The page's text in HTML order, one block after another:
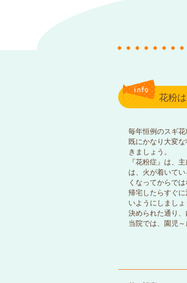
花粉
毎年恒例のスギ
既にかなり大変
きましょう。
『花粉症』は、
は、火が着いて
くなってからで
帰宅したらすぐ
いようにしましょ
決められた通り
当院では、園児